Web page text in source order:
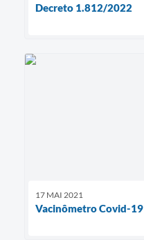
Decreto 1.812/2022
17 MAI 2021
Vacinômetro Covid-19